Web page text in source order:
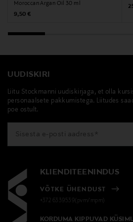
Moroccan Argan Oil 30 ml
Original Price
9,50 €
UUDISKIRI
Liitu Stockmanni uudiskirjaga, et olla
personaalsete pakkumistega. Liitudes
poe ostult.
KLIENDITEENINDUS
VÕTKE ÜHENDUST
+372 6339539(pvm/mpm)
KORDUMA KIPPUVAD